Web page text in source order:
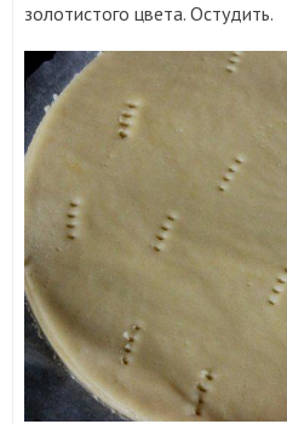
золотистого цвета. Остудить.